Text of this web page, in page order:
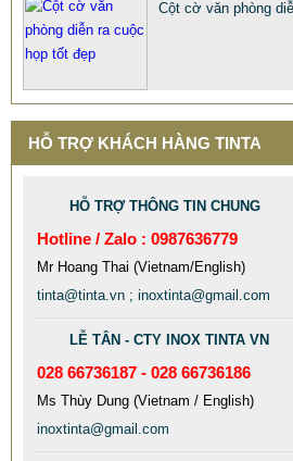
MẪU XE ĐẨY INOX ĐẸP GIÁ RẺ -
BAY TẠI TPHCM THƯƠNG
Cột cờ văn phòng
HỖ TRỢ KHÁCH HÀNG TINTA
HỖ TRỢ THÔNG TIN CHUNG
Hotline / Zalo : 0987636779
Mr Hoang Thai (Vietnam/English)
tinta@tinta.vn ; inoxtinta@gmail.com
LỄ TÂN - CTY INOX TINTA VN
028 66736187 - 028 66736186
Ms Thùy Dung (Vietnam / English)
inoxtinta@gmail.com